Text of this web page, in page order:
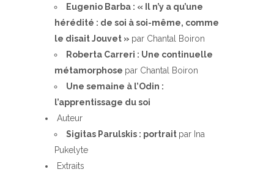
Eugenio Barba : « Il n’y a qu’une
hérédité : de soi à soi-même, comme
le disait Jouvet » par Chantal Boiron
Roberta Carreri : Une continuelle
métamorphose par Chantal Boiron
Une semaine à l’Odin :
l’apprentissage du soi
Auteur
Sigitas Parulskis : portrait par Ina
Pukelyte
Extraits